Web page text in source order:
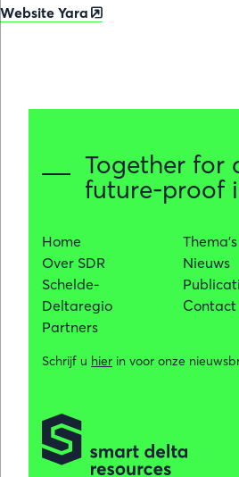
Website Yara
Together for
future-proof
Home
Over SDR
Schelde-
Deltaregio
Partners
Thema's
Nieuws
Contact
Schrijf u hier in voor onze